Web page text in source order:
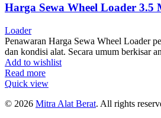
Harga Sewa Wheel Loader 3.5
Loader
Penawaran Harga Sewa Wheel Loader
dan kondisi alat. Secara umum berkisar
Add to wishlist
Read more
Quick view
© 2026 Mitra Alat Berat. All rights